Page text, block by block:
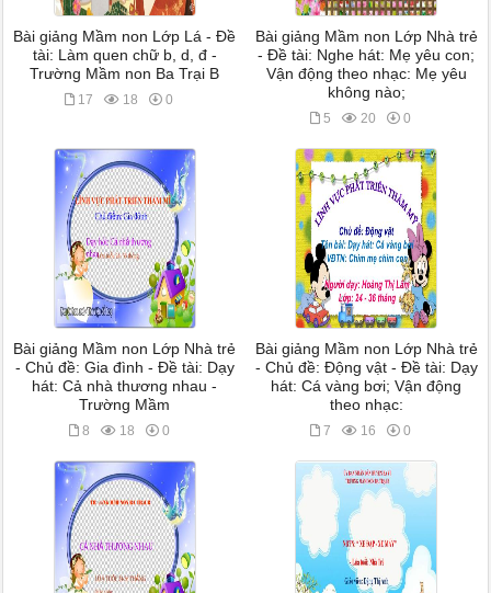
Bài giảng Mầm non Lớp Lá - Đề
tài: Làm quen chữ b, d, đ -
Trường Mầm non Ba Trại B
17 18 0
Bài giảng Mầm non Lớp Nhà trẻ
- Đề tài: Nghe hát: Mẹ yêu con;
Vận động theo nhạc: Mẹ yêu
không nào;
5 20 0
Bài giảng Mầm non Lớp Nhà trẻ
- Chủ đề: Gia đình - Đề tài: Dạy
hát: Cả nhà thương nhau -
Trường Mầm
8 18 0
Bài giảng Mầm non Lớp Nhà trẻ
- Chủ đề: Động vật - Đề tài: Dạy
hát: Cá vàng bơi; Vận động
theo nhạc:
7 16 0